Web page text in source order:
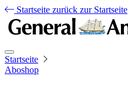
Startseite zurück zur Startseite
Startseite
Aboshop